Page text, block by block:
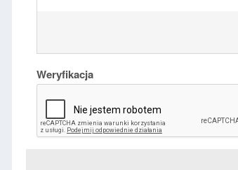
Weryfikacja